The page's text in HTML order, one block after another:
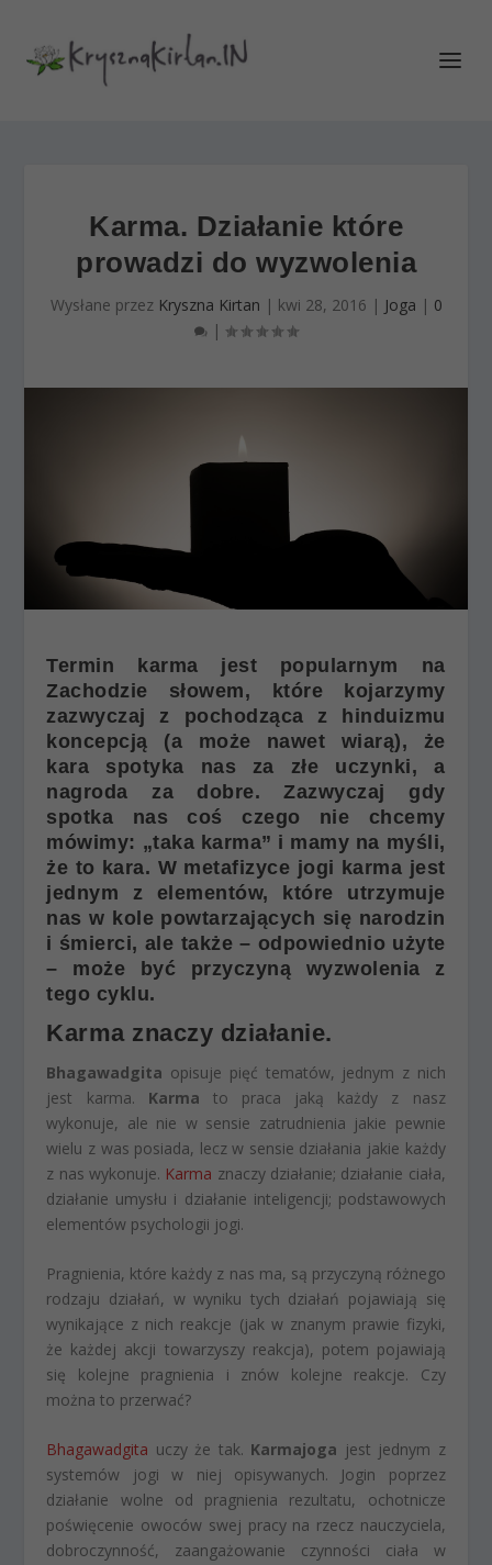
Karma. Działanie które
prowadzi do wyzwolenia
Wysłane przez Kryszna Kirtan | kwi 28, 2016 | Joga | 0
|
Termin karma jest popularnym na
Zachodzie słowem, które kojarzymy
zazwyczaj z pochodząca z hinduizmu
koncepcją (a może nawet wiarą), że
kara spotyka nas za złe uczynki, a
nagroda za dobre. Zazwyczaj gdy
spotka nas coś czego nie chcemy
mówimy: „taka karma” i mamy na myśli,
że to kara. W metafizyce jogi karma jest
jednym z elementów, które utrzymuje
nas w kole powtarzających się narodzin
i śmierci, ale także – odpowiednio użyte
– może być przyczyną wyzwolenia z
tego cyklu.
Karma znaczy działanie.
Bhagawadgita opisuje pięć tematów, jednym z nich
jest karma. Karma to praca jaką każdy z nasz
wykonuje, ale nie w sensie zatrudnienia jakie pewnie
wielu z was posiada, lecz w sensie działania jakie każdy
z nas wykonuje. Karma znaczy działanie; działanie ciała,
działanie umysłu i działanie inteligencji; podstawowych
elementów psychologii jogi.
Pragnienia, które każdy z nas ma, są przyczyną różnego
rodzaju działań, w wyniku tych działań pojawiają się
wynikające z nich reakcje (jak w znanym prawie fizyki,
że każdej akcji towarzyszy reakcja), potem pojawiają
się kolejne pragnienia i znów kolejne reakcje. Czy
można to przerwać?
Bhagawadgita uczy że tak. Karmajoga jest jednym z
systemów jogi w niej opisywanych. Jogin poprzez
działanie wolne od pragnienia rezultatu, ochotnicze
poświęcenie owoców swej pracy na rzecz nauczyciela,
dobroczynność, zaangażowanie czynności ciała w